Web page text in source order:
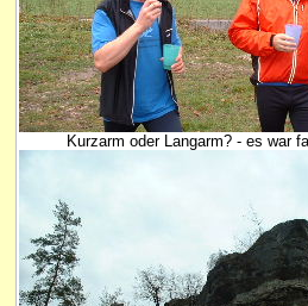
Kurzarm oder Langarm? - es war